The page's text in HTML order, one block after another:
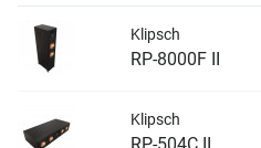
Klipsch
RP-8000F II
Klipsch